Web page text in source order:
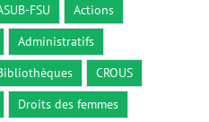
FSU
Actions
Administratifs
CROUS
Droits des femmes